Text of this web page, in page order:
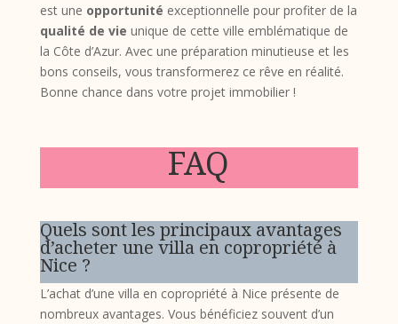
est une opportunité exceptionnelle pour profiter de la
qualité de vie unique de cette ville emblématique de
la Côte d’Azur. Avec une préparation minutieuse et les
bons conseils, vous transformerez ce rêve en réalité.
Bonne chance dans votre projet immobilier !
FAQ
Quels sont les principaux avantages
d’acheter une villa en copropriété à
Nice ?
L’achat d’une villa en copropriété à Nice présente de
nombreux avantages. Vous bénéficiez souvent d’un